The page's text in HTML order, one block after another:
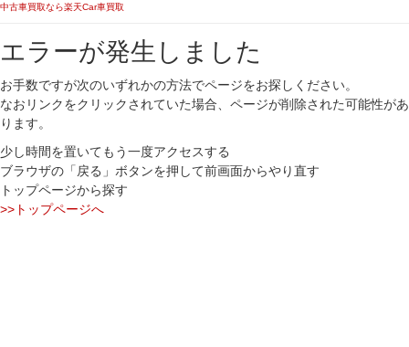
中古車買取なら楽天Car車買取
エラーが発生しました
お手数ですが次のいずれかの方法でページをお探しください。
なおリンクをクリックされていた場合、ページが削除された可能性があ
ります。
少し時間を置いてもう一度アクセスする
ブラウザの「戻る」ボタンを押して前画面からやり直す
トップページから探す
>>トップページへ